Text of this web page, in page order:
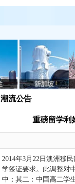
潮流公告
重磅留学利
2014年3月22日澳洲移
学签证要求。此调整对
中；其二：中国高二学